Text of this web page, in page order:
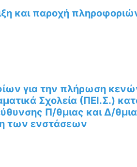
και παροχή
για την πλήρωση
Σχολεία (ΠΕΙ.Σ.)
Π/θμιας και Δ/
των ενστάσεων